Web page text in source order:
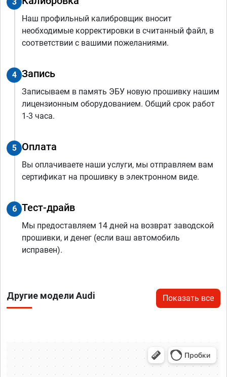
Наш профильный калибровщик вносит
необходимые корректировки в считанный файл, в
соответствии с вашими пожеланиями.
4 Запись
Записываем в память ЭБУ новую прошивку нашим
лицензионным оборудованием. Общий срок работ
1-3 часа.
5 Оплата
Вы оплачиваете наши услуги, мы отправляем вам
сертификат на прошивку в электронном виде.
6 Тест-драйв
Мы предоставляем 14 дней на возврат заводской
прошивки, и денег (если ваш автомобиль
исправен).
Другие модели Audi Показать все